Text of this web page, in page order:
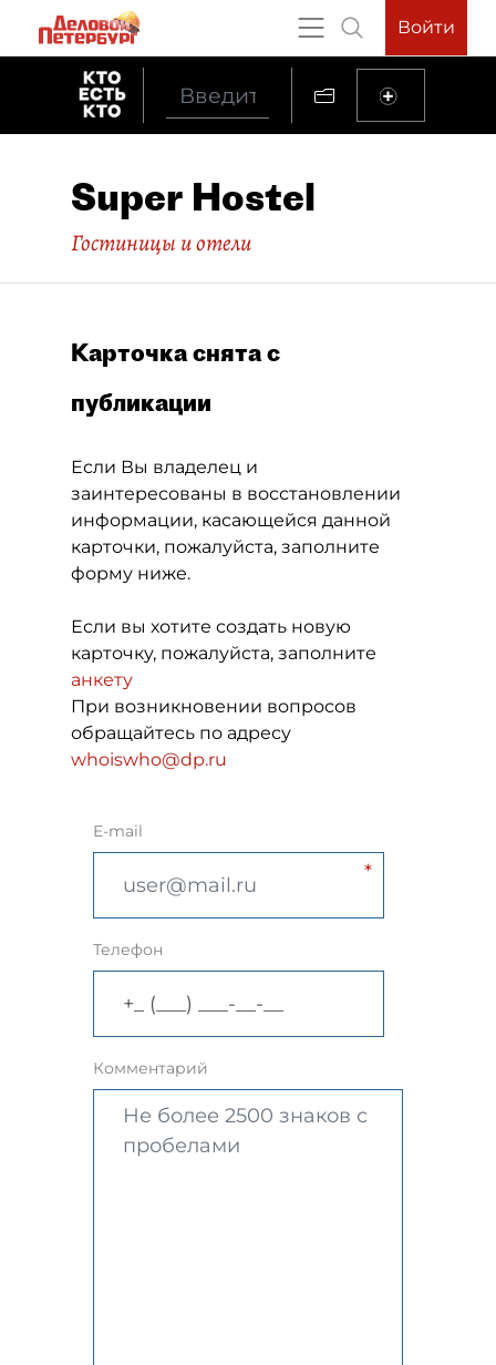
Войти
Super Hostel
Гостиницы и отели
Карточка снята с
публикации
Если Вы владелец и
заинтересованы в восстановлении
информации, касающейся данной
карточки, пожалуйста, заполните
форму ниже.
Если вы хотите создать новую
карточку, пожалуйста, заполните
анкету
При возникновении вопросов
обращайтесь по адресу
whoiswho@dp.ru
E-mail
Телефон
Комментарий